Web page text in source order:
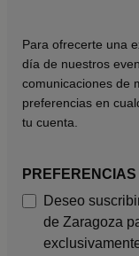
Para ofrecerte una
día de nuestros
comunicaciones de
preferencias en
tu cuenta.
Deseo
de Zaragoza